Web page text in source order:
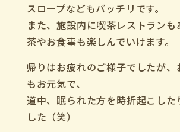
スロープなどもバッチリです。
また、施設内に喫茶レストランも
茶やお食事も楽しんでいけます。
帰りはお疲れのご様子でしたが、
もお元気で、
道中、眠られた方を時折起こした
した（笑）